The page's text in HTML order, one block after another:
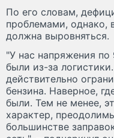
По его словам,
проблемами, однако,
должна выровняться.
"У нас напряжения по
были из-за
действительно
бензина. Наверное,
были. Тем не менее,
характер,
большинстве